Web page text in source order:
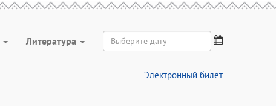
Литература
Электронный билет